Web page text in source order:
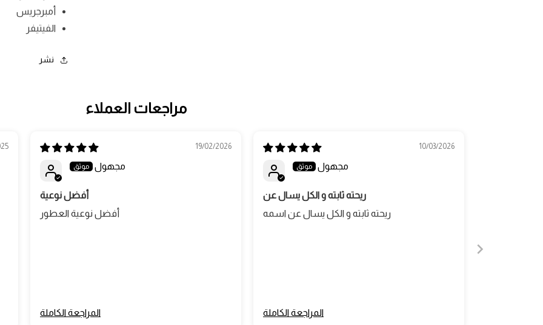
أمبرجريس
الفيتيفر
نشر
مراجعات العملاء
10/03/2026
مجهول
ريحته ثابته و الكل يسال عن
ريحته ثابته و الكل يسال عن اسمه
المراجعة الكاملة
19/02/2026
مجهول
أفضل نوعية
أفضل نوعية العطور
المراجعة الكاملة